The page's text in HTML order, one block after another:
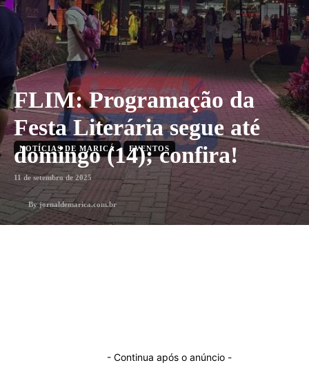
FLIM: Programação da
Festa Literária segue até
domingo (14); confira!
NOTÍCIAS DE MARICÁ EVENTOS
11 de setembro de 2025
By jornaldemarica.com.br
- Continua após o anúncio -